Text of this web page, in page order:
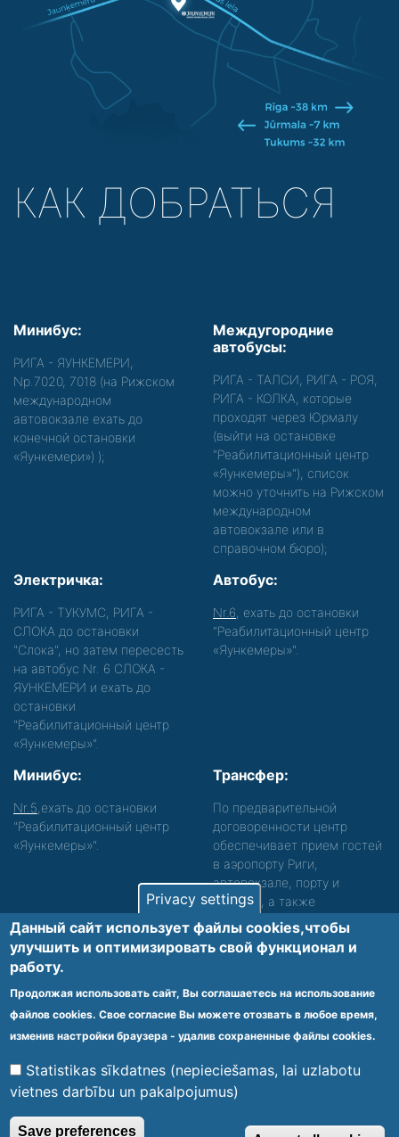
КАК ДОБРАТЬСЯ
Минибус:
РИГА - ЯУНКЕМЕРИ,
Nр.7020, 7018 (на Рижском
международном
автовокзале ехать до
конечной остановки
«Яункемери») );
Междугородние
автобусы:
РИГА - ТАЛСИ, РИГА - РОЯ,
РИГА - КОЛКА, которые
проходят через Юрмалу
(выйти на остановке
"Реабилитационный центр
«Яункемеры»"), список
можно уточнить на Рижском
международном
автовокзале или в
справочном бюро);
Электричка:
РИГА - ТУКУМС, РИГА -
СЛОКА до остановки
"Слока", но затем пересесть
на автобус Nr. 6 СЛОКА -
ЯУНКЕМЕРИ и ехать до
остановки
"Реабилитационный центр
«Яункемеры»".
Автобус:
Nr.6 , ехать до остановки
"Реабилитационный центр
«Яункемеры»".
Минибус:
Nr.5 ,ехать до остановки
"Реабилитационный центр
«Яункемеры»".
Трансфер:
По предварительной
договоренности центр
обеспечивает прием гостей
в аэропорту Риги,
автовокзале, порту и
вокзале, а также
сопровождение. Просьба
звонить, чтобы уточнить
детали.
Обеспечиваем доступность среды для лиц с
функциональными нарушениями.
Footer
menu
Vietnes karte Noteikumi un privātuma politika
© 2020 Kūrorta Rehabilitācijas Centrs - Jaunķemeri. Visas tiesības
Privacy settings
Данный сайт использует файлы cookies,чтобы
улучшить и оптимизировать cвой функционал и
работу.
Продолжая использовать сайт, Вы соглашаетесь на использование
файлов cookies. Свое согласие Вы можете отозвать в любое время,
изменив настройки браузера - удалив сохраненные файлы cookies.
Statistikas sīkdatnes (nepieciešamas, lai uzlabotu
vietnes darbību un pakalpojumus)
Save preferences